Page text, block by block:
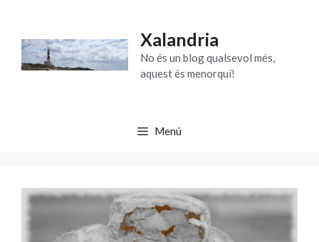
contingut
Xalandria
No és un blog qualsevol més,
aquest és menorquí!
Menú